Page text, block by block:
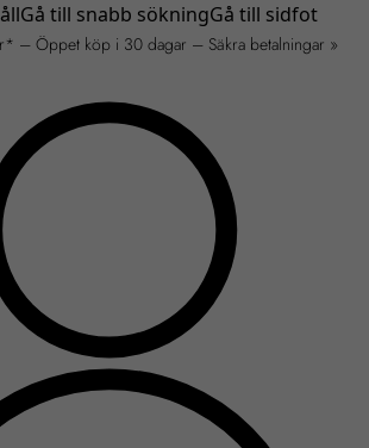
Gå till snabb sökningGå till sidfot
– Öppet köp i 30 dagar – Säkra betalningar »